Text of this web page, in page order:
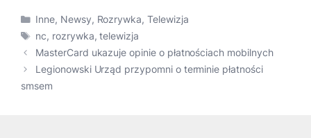
Kategorie
Inne, Newsy, Rozrywka,Telewizja
Tagi
nc, rozrywka,telewizja
MasterCard ukazuje opinie o płatnościach mobilnych
Legionowski Urząd przypomni o terminie płatności
smsem